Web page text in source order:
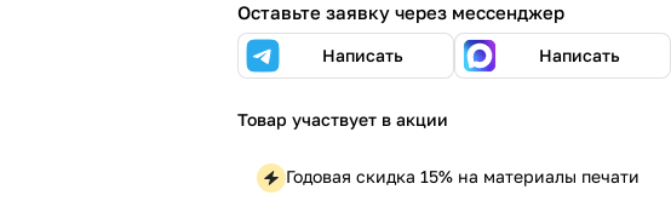
Оставьте заявку через мессенджер
Написать Написать
Товар участвует в акции
Годовая скидка 15% на материалы печати